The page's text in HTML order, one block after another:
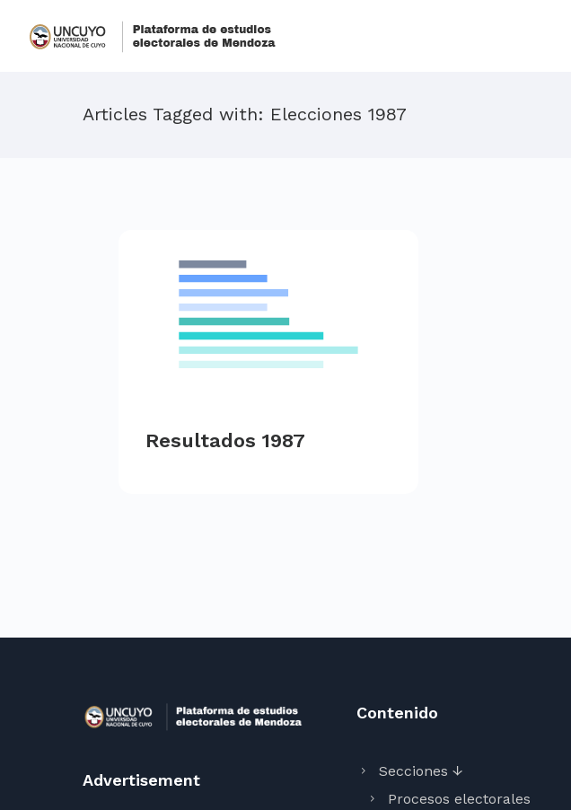
Articles Tagged with: Elecciones 1987
Resultados 1987
Advertisement
Contenido
Secciones ↓
Procesos electorales